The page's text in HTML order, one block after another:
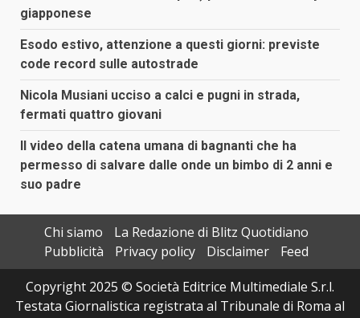
giapponese
Esodo estivo, attenzione a questi giorni: previste
code record sulle autostrade
Nicola Musiani ucciso a calci e pugni in strada,
fermati quattro giovani
Il video della catena umana di bagnanti che ha
permesso di salvare dalle onde un bimbo di 2 anni e
suo padre
Chi siamo
La Redazione di Blitz Quotidiano
Pubblicità
Privacy policy Disclaimer
Feed
Copyright 2025 © Società Editrice Multimediale S.r.l.
Testata Giornalistica registrata al Tribunale di Roma al